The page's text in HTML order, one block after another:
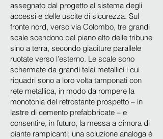
assegnato dal progetto al sistema degli
accessi e delle uscite di sicurezza. Sul
fronte nord, verso via Colombo, tre grandi
scale scendono dal piano alto delle tribune
sino a terra, secondo giaciture parallele
ruotate verso l’esterno. Le scale sono
schermate da grandi telai metallici i cui
riquadri sono a loro volta tamponati con
rete metallica, in modo da rompere la
monotonia del retrostante prospetto – in
lastre di cemento prefabbricate – e
consentire, in futuro, la messa a dimora di
piante rampicanti; una soluzione analoga è